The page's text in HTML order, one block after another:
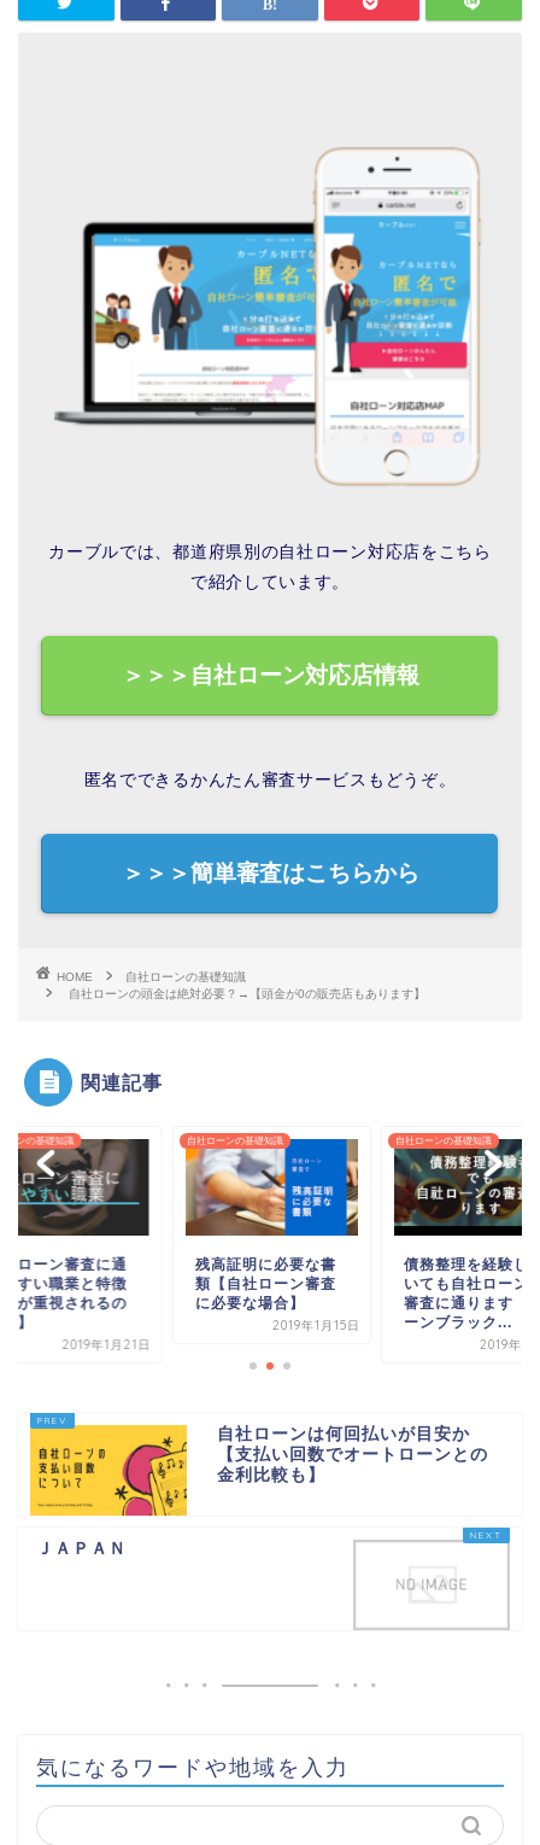
カーブルでは、都道府県別の自社ローン対応店をこちら
で紹介しています。
＞＞＞自社ローン対応店情報
匿名でできるかんたん審査サービスもどうぞ。
＞＞＞簡単審査はこちらから
HOME
自社ローンの基礎知識
自社ローンの頭金は絶対必要？→【頭金が0の販売店もあります】
関連記事
ーンの基礎知識
ローン審査に通
すい職業と特徴
が重視されるの
】
2019年1月21日
自社ローンの基礎知識
残高証明に必要な書
類【自社ローン審査
に必要な場合】
2019年1月15日
自社ローンの基礎知識
債務整理を経験し
いても自社ローン
審査に通ります【
ーンブラック...
2019年1
自社ローンは何回払いが目安か
【支払い回数でオートローンとの
金利比較も】
ＪＡＰＡＮ
気になるワードや地域を入力